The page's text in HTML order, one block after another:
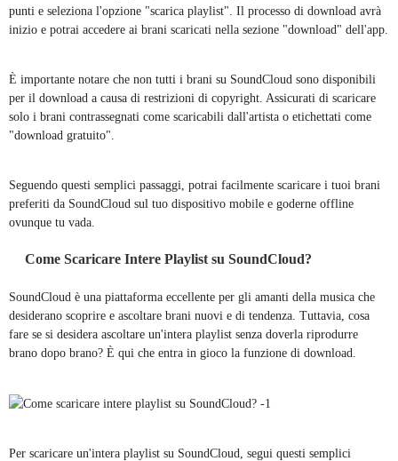
punti e seleziona l'opzione "scarica playlist". Il processo di download avrà
inizio e potrai accedere ai brani scaricati nella sezione "download" dell'app.
È importante notare che non tutti i brani su SoundCloud sono disponibili
per il download a causa di restrizioni di copyright. Assicurati di scaricare
solo i brani contrassegnati come scaricabili dall'artista o etichettati come
"download gratuito".
Seguendo questi semplici passaggi, potrai facilmente scaricare i tuoi brani
preferiti da SoundCloud sul tuo dispositivo mobile e goderne offline
ovunque tu vada.
Come Scaricare Intere Playlist su SoundCloud?
SoundCloud è una piattaforma eccellente per gli amanti della musica che
desiderano scoprire e ascoltare brani nuovi e di tendenza. Tuttavia, cosa
fare se si desidera ascoltare un'intera playlist senza doverla riprodurre
brano dopo brano? È qui che entra in gioco la funzione di download.
Per scaricare un'intera playlist su SoundCloud, segui questi semplici